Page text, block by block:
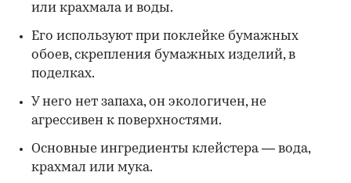
или крахмала и воды.
Его используют при поклейке бумажных
обоев, скрепления бумажных изделий, в
поделках.
У него нет запаха, он экологичен, не
агрессивен к поверхностями.
Основные ингредиенты клейстера — вода,
крахмал или мука.